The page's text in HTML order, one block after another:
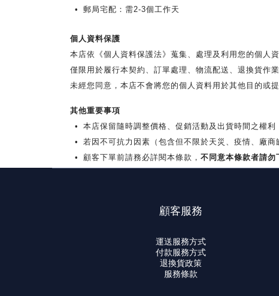
•
郵局宅配：需2-3個工作天
個人資料保護
本店依《個人資料保護法》蒐集、處理及利用您的個人資
僅限用於履行本契約、訂單處理、物流配送、退換貨作
未經您同意，本店不會將您的個人資料用於其他目的或提
其他重要事項
•
本店保留隨時調整價格、促銷活動及出貨時間之權利
•
若因不可抗力因素（包含但不限於天災、疫情、廠
•
顧客下單前請務必詳閱本條款， 不同意本條款者請勿
顧客服務
運送服務方式
付款服務方式
退換貨政策
服務條款